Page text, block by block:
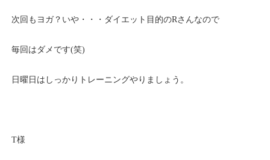
次回もヨガ？いや・・・ダイエット目的のRさんなので
毎回はダメです(笑)
日曜日はしっかりトレーニングやりましょう。
T様